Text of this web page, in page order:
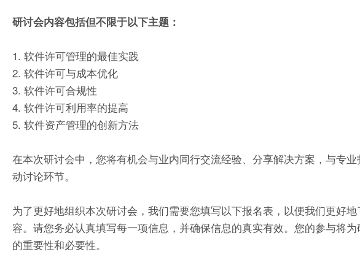
研讨会内容包括但不限于以下主题：
1. 软件许可管理的最佳实践
2. 软件许可与成本优化
3. 软件许可合规性
4. 软件许可利用率的提高
5. 软件资产管理的创新方法
在本次研讨会中，您将有机会与业内同行交流经验、分享解决方案，与专
动讨论环节。
为了更好地组织本次研讨会，我们需要您填写以下报名表，以便我们更好
容。请您务必认真填写每一项信息，并确保信息的真实有效。您的参与将
的重要性和必要性。